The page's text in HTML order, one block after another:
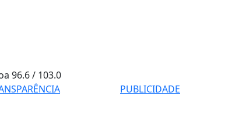
96.6 / 103.0
PUBLICIDADE